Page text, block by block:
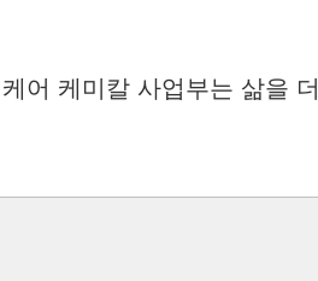
어 케미칼 사업부는 삶을 더